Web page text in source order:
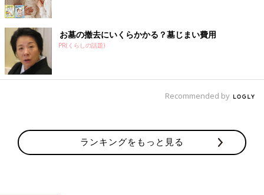
お墓の撤去にいくらかかる？墓じまい費用
PR(くらしの話題)
Recommended by
ランキングをもっと見る